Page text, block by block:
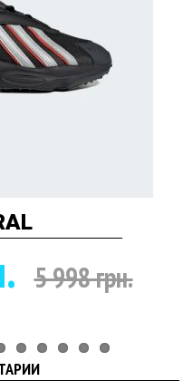
5 998 грн.